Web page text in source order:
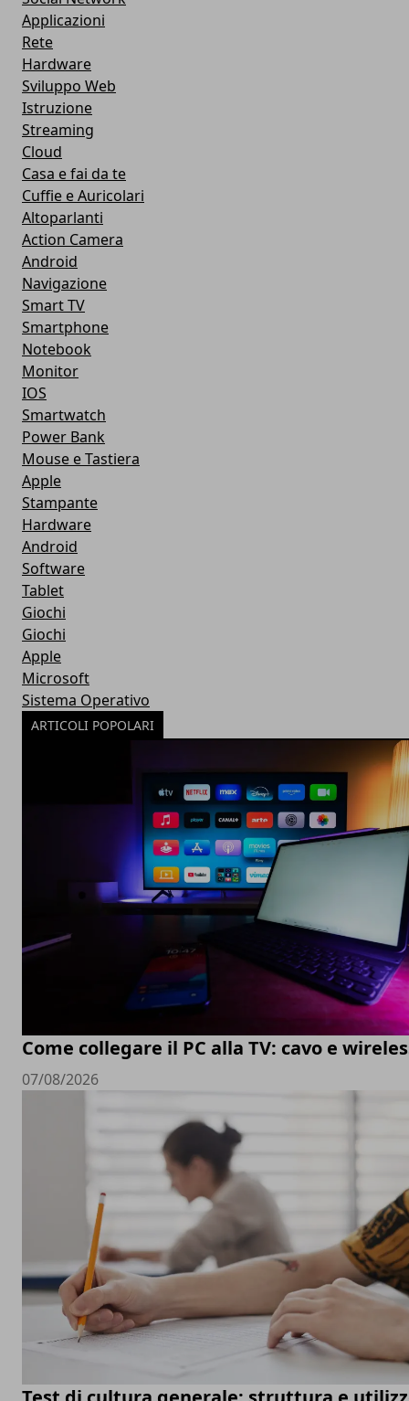
Applicazioni
Rete
Hardware
Sviluppo Web
Istruzione
Streaming
Cloud
Casa e fai da te
Cuffie e Auricolari
Altoparlanti
Action Camera
Android
Navigazione
Smart TV
Smartphone
Notebook
Monitor
IOS
Smartwatch
Power Bank
Mouse e Tastiera
Apple
Stampante
Hardware
Android
Software
Tablet
Giochi
Giochi
Apple
Microsoft
Sistema Operativo
ARTICOLI POPOLARI
Come collegare il PC alla TV: cavo e
07/08/2026